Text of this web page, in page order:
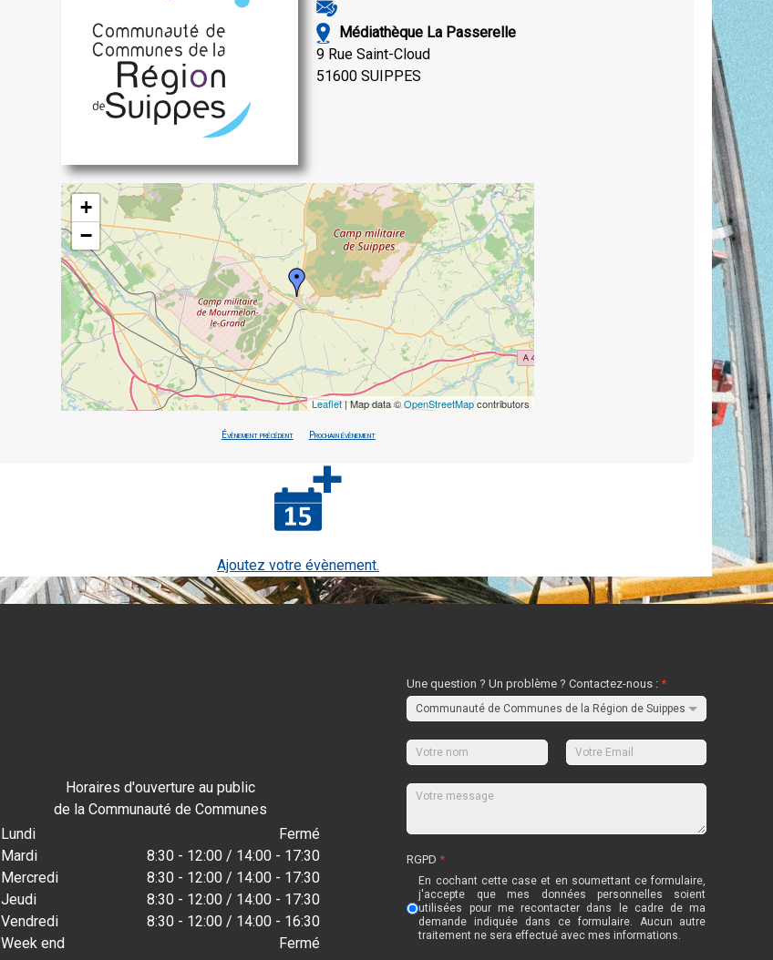
Médiathèque La Passerelle
9 Rue Saint-Cloud
51600 SUIPPES
+
−
Leaflet| Map data ©OpenStreetMapcontributors
Évènement précédent Prochain évènement
Ajoutez votre évènement.
Horaires d'ouverture au public
de la Communauté de Communes
Lundi
Fermé
Mardi
8:30 - 12:00 / 14:00 - 17:30
Mercredi
8:30 - 12:00 / 14:00 - 17:30
Jeudi
8:30 - 12:00 / 14:00 - 17:30
Vendredi
8:30 - 12:00 / 14:00 - 16:30
Week end
Fermé
Une question ? Un problème ? Contactez-nous :*
RGPD*
En cochant cette case et en soumettant ce formulaire,
j'accepte que mes données personnelles soient
utilisées pour me recontacter dans le cadre de ma
demande indiquée dans ce formulaire. Aucun autre
traitement ne sera effectué avec mes informations.